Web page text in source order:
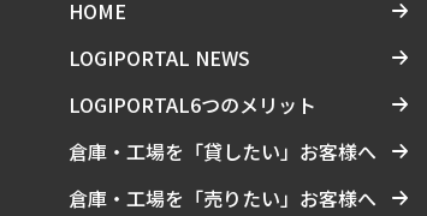
HOME
LOGIPORTAL NEWS
LOGIPORTAL6つのメリット
倉庫・工場を「貸したい」お客様へ
倉庫・工場を「売りたい」お客様へ